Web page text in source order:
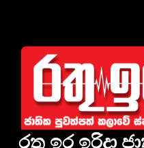
රතු ඉර ඉරිදා